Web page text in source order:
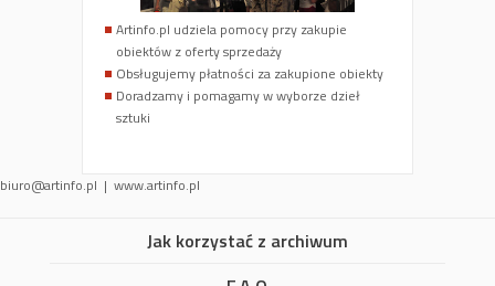
Artinfo.pl udziela pomocy przy zakupie
obiektów z oferty sprzedaży
Obsługujemy płatności za zakupione obiekty
Doradzamy i pomagamy w wyborze dzieł
sztuki
biuro@artinfo.pl | www.artinfo.pl
Jak korzystać z archiwum